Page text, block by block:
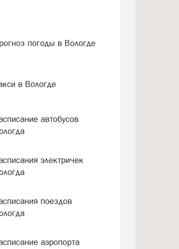
погоды в Вологде
в Вологде
автобусов
электричек
поездов
аэропорта